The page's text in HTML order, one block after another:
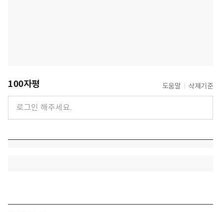
100자평 도움말 삭제기준